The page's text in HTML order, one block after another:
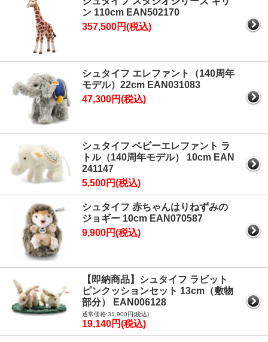
ン 110cm EAN502170
357,500円(税込)
シュタイフ エレファント（140周年
モデル）22cm EAN031083
47,300円(税込)
シュタイフ ベビーエレファント ラ
トル（140周年モデル） 10cm EAN
241147
5,500円(税込)
シュタイフ 赤ちゃんはりねずみの
ジョギー 10cm EAN070587
9,900円(税込)
【即納商品】シュタイフ ラビット
ピンクッションセット 13cm（敷物
部分） EAN006128
通常価格:31,900円(税込)
19,140円(税込)